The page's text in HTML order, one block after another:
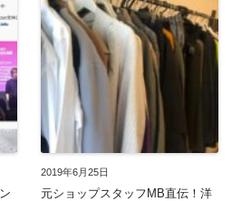
2019年6月25日
元ショップスタッフMB直伝！洋